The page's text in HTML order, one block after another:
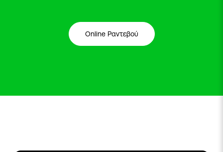
Online Ραντεβού